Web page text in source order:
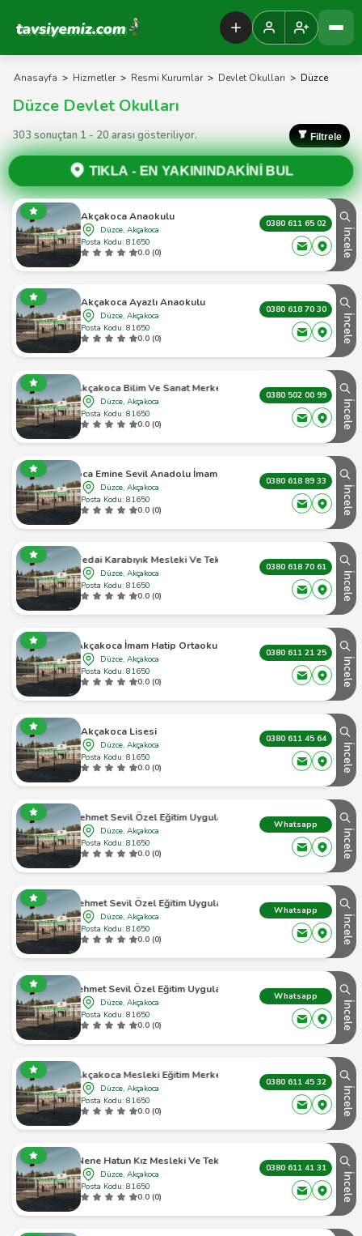
Tavsiyemiz Anasayfa
Anasayfa > Hizmetler > Resmi Kurumlar > Devlet Okulları > Düzce
Düzce Devlet Okulları
303 sonuçtan 1 - 20 arası gösteriliyor. Filtrele
TIKLA - EN YAKININDAKİNİ BUL
Akçakoca Anaokulu
Düzce, Akçakoca
Posta Kodu: 81650
0.0 (0)
0380 611 65 02
İncele
Akçakoca Ayazlı Anaokulu
Düzce, Akçakoca
Posta Kodu: 81650
0.0 (0)
0380 618 70 30
İncele
Akçakoca Bilim Ve Sanat Merkezi
Düzce, Akçakoca
Posta Kodu: 81650
0.0 (0)
0380 502 00 99
İncele
Akçakoca Emine Sevil Anadolu İmam Hatip Lisesi
Düzce, Akçakoca
Posta Kodu: 81650
0.0 (0)
0380 618 89 33
İncele
Fedai Karabıyık Mesleki Ve Teknik Anadolu Lisesi
Düzce, Akçakoca
Posta Kodu: 81650
0.0 (0)
0380 618 70 61
İncele
Akçakoca İmam Hatip Ortaokulu
Düzce, Akçakoca
Posta Kodu: 81650
0.0 (0)
0380 611 21 25
İncele
Akçakoca Lisesi
Düzce, Akçakoca
Posta Kodu: 81650
0.0 (0)
0380 611 45 64
İncele
Mehmet Sevil Özel Eğitim Uygulama Okulu I. Kademe
Düzce, Akçakoca
Posta Kodu: 81650
0.0 (0)
Whatsapp
İncele
Mehmet Sevil Özel Eğitim Uygulama Okulu Iı. Kademe
Düzce, Akçakoca
Posta Kodu: 81650
0.0 (0)
Whatsapp
İncele
Mehmet Sevil Özel Eğitim Uygulama Okulu Iıı. Kademe
Düzce, Akçakoca
Posta Kodu: 81650
0.0 (0)
Whatsapp
İncele
Akçakoca Mesleki Eğitim Merkezi
Düzce, Akçakoca
Posta Kodu: 81650
0.0 (0)
0380 611 45 32
İncele
Nene Hatun Kız Mesleki Ve Teknik Anadolu Lisesi
Düzce, Akçakoca
Posta Kodu: 81650
0.0 (0)
0380 611 41 31
İncele